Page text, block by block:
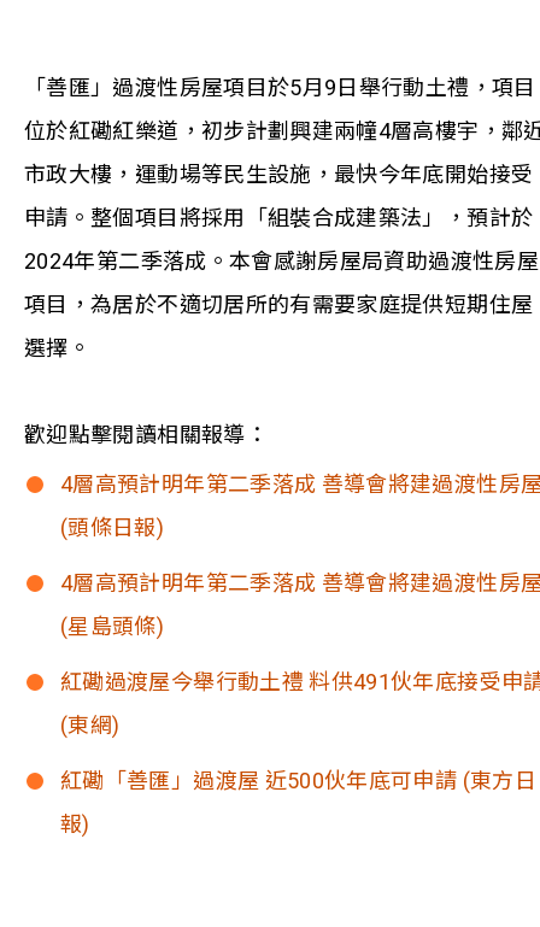
「善匯」過渡性房屋項目於5月9日舉行動土禮，項目
位於紅磡紅樂道，初步計劃興建兩幢4層高樓宇，鄰
市政大樓，運動場等民生設施，最快今年底開始接受
申請。整個項目將採用「組裝合成建築法」，預計於
2024年第二季落成。本會感謝房屋局資助過渡性房屋
項目，為居於不適切居所的有需要家庭提供短期住屋
選擇。
歡迎點擊閱讀相關報導：
4層高預計明年第二季落成 善導會將建過渡性房
(頭條日報)
4層高預計明年第二季落成 善導會將建過渡性房
(星島頭條)
紅磡過渡屋今舉行動土禮 料供491伙年底接受申
(東網)
紅磡「善匯」過渡屋 近500伙年底可申請 (東方日
報)